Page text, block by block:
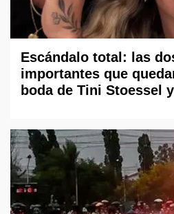
Escándalo total: las
importantes que
boda de Tini Stoessel